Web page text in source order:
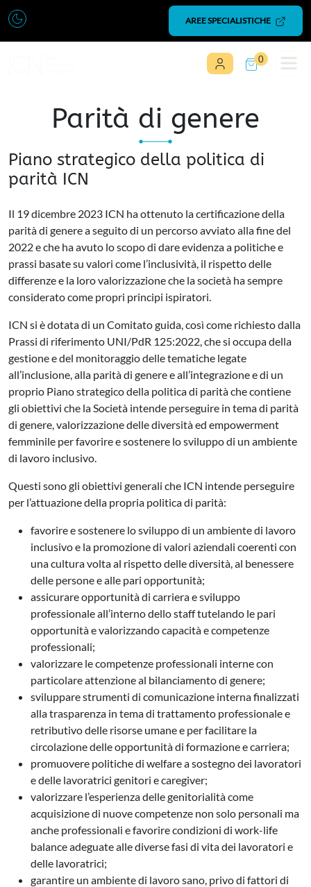
Vai al contenuto
AREE SPECIALISTICHE
0
Parità di genere
Piano strategico della politica di
parità ICN
Il 19 dicembre 2023 ICN ha ottenuto la certificazione della
parità di genere a seguito di un percorso avviato alla fine del
2022 e che ha avuto lo scopo di dare evidenza a politiche e
prassi basate su valori come l’inclusività, il rispetto delle
differenze e la loro valorizzazione che la società ha sempre
considerato come propri principi ispiratori.
ICN si è dotata di un Comitato guida, così come richiesto dalla
Prassi di riferimento UNI/PdR 125:2022, che si occupa della
gestione e del monitoraggio delle tematiche legate
all’inclusione, alla parità di genere e all’integrazione e di un
proprio Piano strategico della politica di parità che contiene
gli obiettivi che la Società intende perseguire in tema di parità
di genere, valorizzazione delle diversità ed empowerment
femminile per favorire e sostenere lo sviluppo di un ambiente
di lavoro inclusivo.
Questi sono gli obiettivi generali che ICN intende perseguire
per l’attuazione della propria politica di parità:
favorire e sostenere lo sviluppo di un ambiente di lavoro
inclusivo e la promozione di valori aziendali coerenti con
una cultura volta al rispetto delle diversità, al benessere
delle persone e alle pari opportunità;
assicurare opportunità di carriera e sviluppo
professionale all’interno dello staff tutelando le pari
opportunità e valorizzando capacità e competenze
professionali;
valorizzare le competenze professionali interne con
particolare attenzione al bilanciamento di genere;
sviluppare strumenti di comunicazione interna finalizzati
alla trasparenza in tema di trattamento professionale e
retributivo delle risorse umane e per facilitare la
circolazione delle opportunità di formazione e carriera;
promuovere politiche di welfare a sostegno dei lavoratori
e delle lavoratrici genitori e caregiver;
valorizzare l’esperienza delle genitorialità come
acquisizione di nuove competenze non solo personali ma
anche professionali e favorire condizioni di work-life
balance adeguate alle diverse fasi di vita dei lavoratori e
delle lavoratrici;
garantire un ambiente di lavoro sano, privo di fattori di